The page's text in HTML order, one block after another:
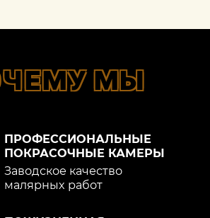
МЫ
ПРОФЕССИОНАЛЬНЫЕ
ПОКРАСОЧНЫЕ КАМЕРЫ
Заводское качество
малярных работ